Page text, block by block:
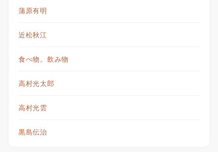
蒲原有明
近松秋江
食べ物。飲み物
高村光太郎
高村光雲
黒島伝治